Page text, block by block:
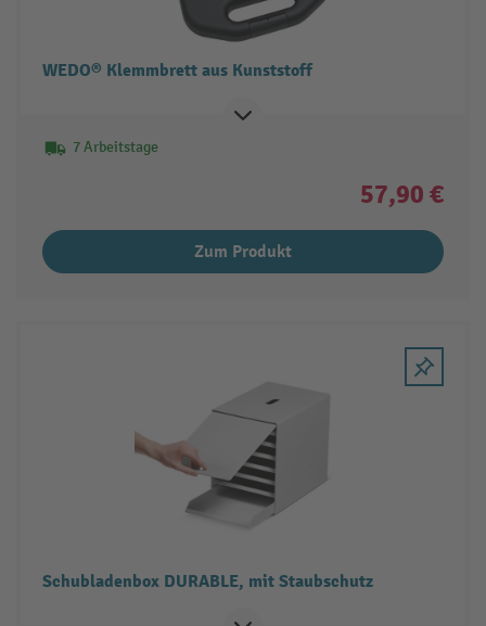
WEDO® Klemmbrett aus Kunststoff
7 Arbeitstage
57,90 €
Zum Produkt
Schubladenbox DURABLE, mit Staubschutz